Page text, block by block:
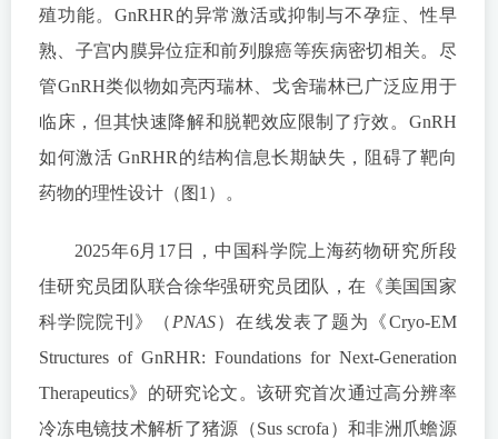
殖功能。GnRHR的异常激活或抑制与不孕症、性早
熟、子宫内膜异位症和前列腺癌等疾病密切相关。尽
管GnRH类似物如亮丙瑞林、戈舍瑞林已广泛应用于
临床，但其快速降解和脱靶效应限制了疗效。GnRH
如何激活 GnRHR的结构信息长期缺失，阻碍了靶向
药物的理性设计（图1）。
2025年6月17日，中国科学院上海药物研究所段
佳研究员团队联合徐华强研究员团队，在《美国国家
科学院院刊》（ PNAS）在线发表了题为《Cryo-EM
Structures of GnRHR: Foundations for Next-Generation
Therapeutics》的研究论文。该研究首次通过高分辨率
冷冻电镜技术解析了猪源（Sus scrofa）和非洲爪蟾源